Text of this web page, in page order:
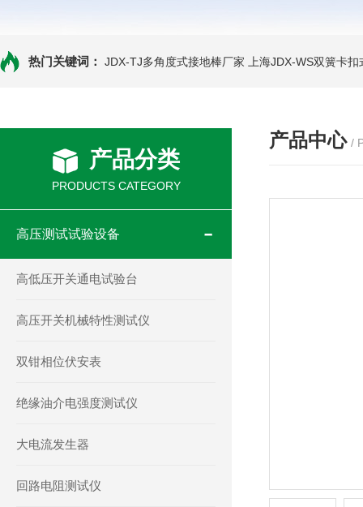
热门关键词： JDX-TJ多角度式接地棒厂家 上海JDX-WS双簧卡
产品分类
PRODUCTS CATEGORY
高压测试试验设备
高低压开关通电试验台
高压开关机械特性测试仪
双钳相位伏安表
绝缘油介电强度测试仪
大电流发生器
回路电阻测试仪
产品中心 /